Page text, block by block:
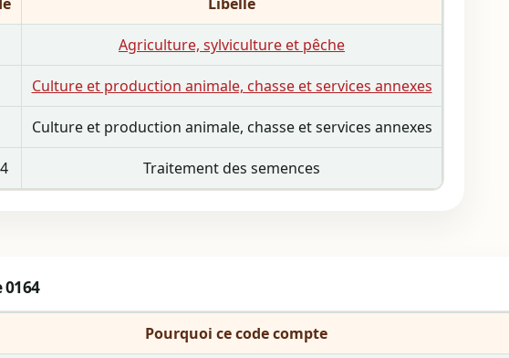
Agriculture, sylviculture et pêche
Culture et production animale, chasse et services annexes
Culture et production animale, chasse et services annexes
Traitement des semences
Pourquoi ce code compte